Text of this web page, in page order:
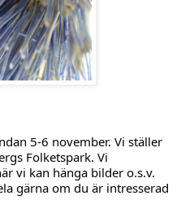
5-6 november. Vi ställer
Folketspark. Vi
vi kan hänga bilder o.s.v.
gärna om du är intresserad